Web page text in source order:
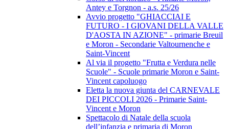
Antey e Torgnon - a.s. 25/26
Avvio progetto "GHIACCIAI E
FUTURO - I GIOVANI DELLA VALLE
D'AOSTA IN AZIONE" - primarie Breuil
e Moron - Secondarie Valtournenche e
Saint-Vincent
Al via il progetto "Frutta e Verdura nelle
Scuole" - Scuole primarie Moron e Saint-
Vincent capoluogo
Eletta la nuova giunta del CARNEVALE
DEI PICCOLI 2026 - Primarie Saint-
Vincent e Moron
Spettacolo di Natale della scuola
dell’infanzia e primaria di Moron